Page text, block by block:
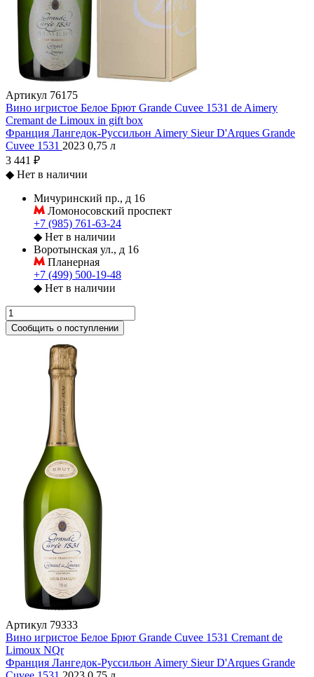
Артикул 76175
Вино игристое Белое Брют Grande Cuvee 1531 de Aimery
Cremant de Limoux in gift box
Франция Лангедок-Руссильон Aimery Sieur D'Arques Grande
Cuvee 1531 2023 0,75 л
3 441 ₽
◆ Нет в наличии
Мичуринский пр., д 16
Ломоносовский проспект
+7 (985) 761-63-24
◆ Нет в наличии
Воротынская ул., д 16
Планерная
+7 (499) 500-19-48
◆ Нет в наличии
Сообщить о поступлении
Артикул 79333
Вино игристое Белое Брют Grande Cuvee 1531 Cremant de
Limoux NQr
Франция Лангедок-Руссильон Aimery Sieur D'Arques Grande